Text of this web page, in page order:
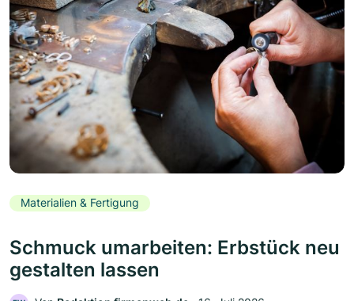
Materialien & Fertigung
Schmuck umarbeiten: Erbstück neu
gestalten lassen